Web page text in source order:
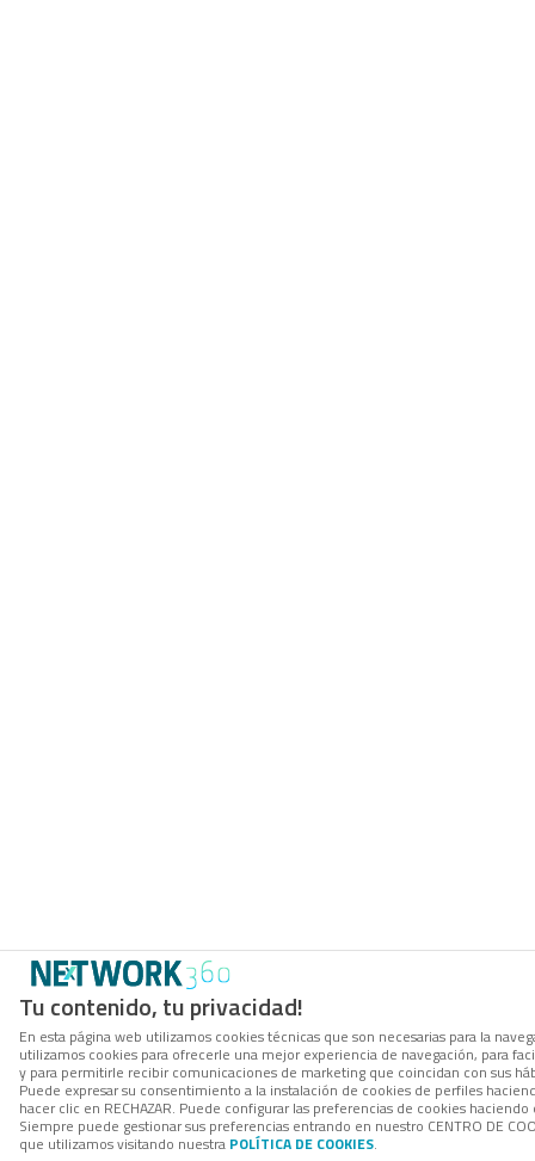
Tu contenido, tu privacidad!
En esta página web utilizamos cookies técnicas que son necesarias para la
utilizamos cookies para ofrecerle una mejor experiencia de navegación, para
y para permitirle recibir comunicaciones de marketing que coincidan con sus
Puede expresar su consentimiento a la instalación de cookies de perfiles
hacer clic en RECHAZAR. Puede configurar las preferencias de cookies haciendo
Siempre puede gestionar sus preferencias entrando en nuestro CENTRO DE
que utilizamos visitando nuestra POLÍTICA DE COOKIES.